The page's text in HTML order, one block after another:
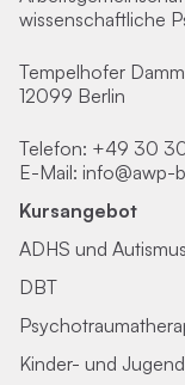
wissenschaftliche
Tempelhofer
12099 Berlin
Telefon: +49 30 30
E-Mail: info@awp-
Kursangebot
ADHS und Autismus
DBT
Kinder- und